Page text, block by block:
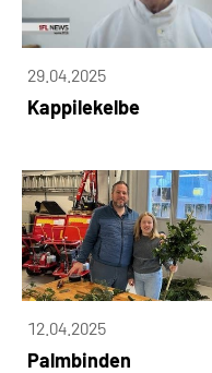
29.04.2025
Kappilekelbe
12.04.2025
Palmbinden